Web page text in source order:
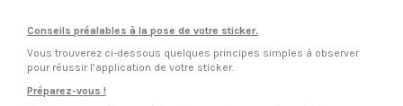
Conseils préalables à la pose de votre sticker.
Vous trouverez ci-dessous quelques principes simples à observer
pour réussir l’application de votre sticker.
Préparez-vous !